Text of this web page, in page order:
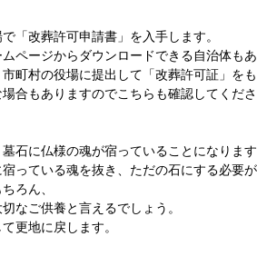
「改葬許可申請書」を入手します。
ページからダウンロードできる自治体も
町村の役場に提出して「改葬許可証」をも
合もありますのでこちらも確認してくださ
石に仏様の魂が宿っていることになります
っている魂を抜き、ただの石にする必要が
ろん、
なご供養と言えるでしょう。
更地に戻します。